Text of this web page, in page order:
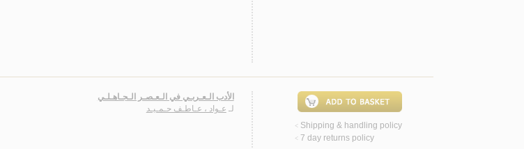
الأدب الـعـربـي في الـعـصـر الـجـاهـلـي
لـ عـواد ، عـاطـف حـمـيـد
< Shipping & handling policy
< 7 day returns policy